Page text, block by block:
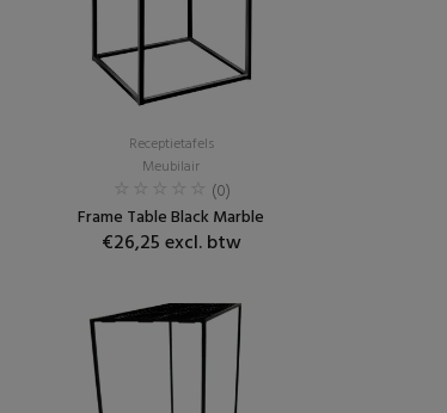
Receptietafels
Meubilair
(0)
Frame Table Black Marble
€26,25 excl. btw